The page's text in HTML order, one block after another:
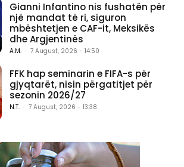
Gianni Infantino nis fushatën për
një mandat të ri, siguron
mbështetjen e CAF-it, Meksikës
dhe Argjentinës
A.M. - 7 August, 2026 - 14:50
FFK hap seminarin e FIFA-s për
gjyqtarët, nisin përgatitjet për
sezonin 2026/27
N.T. - 7 August, 2026 - 13:38